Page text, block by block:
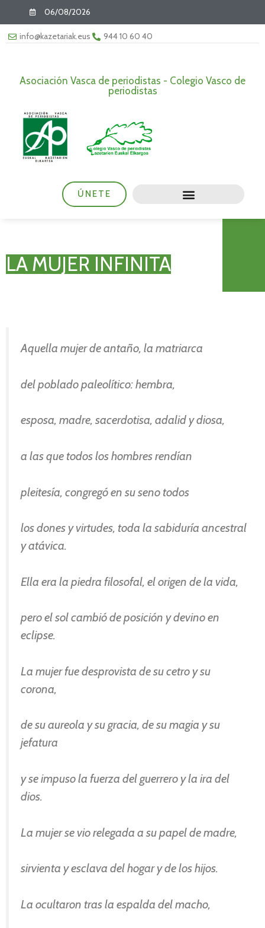
06/08/2026
info@kazetariak.eus 944 10 60 40
Asociación Vasca de periodistas - Colegio Vasco de
periodistas
ÚNETE
LA MUJER INFINITA
Aquella mujer de antaño, la matriarca
del poblado paleolítico: hembra,
esposa, madre, sacerdotisa, adalid y diosa,
a las que todos los hombres rendían
pleitesía, congregó en su seno todos
los dones y virtudes, toda la sabiduría ancestral
y atávica.
Ella era la piedra filosofal, el origen de la vida,
pero el sol cambió de posición y devino en
eclipse.
La mujer fue desprovista de su cetro y su
corona,
de su aureola y su gracia, de su magia y su
jefatura
y se impuso la fuerza del guerrero y la ira del
dios.
La mujer se vio relegada a su papel de madre,
sirvienta y esclava del hogar y de los hijos.
La ocultaron tras la espalda del macho,